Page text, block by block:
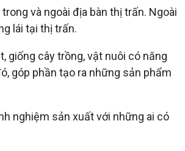
và ngoài địa bàn thị trấn. Ngoài
lái tại thị trấn.
giống cây trồng, vật nuôi có năng
góp phần tạo ra những sản phẩm
nghiệm sản xuất với những ai có